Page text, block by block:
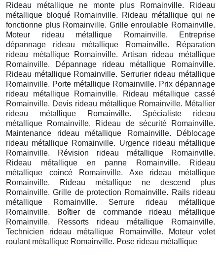
Rideau métallique ne monte plus Romainville. Rideau
métallique bloqué Romainville. Rideau métallique qui ne
fonctionne plus Romainville. Grille enroulable Romainville.
Moteur rideau métallique Romainville. Entreprise
dépannage rideau métallique Romainville. Réparation
rideau métallique Romainville. Artisan rideau métallique
Romainville. Dépannage rideau métallique Romainville.
Rideau métallique Romainville. Serrurier rideau métallique
Romainville. Porte métallique Romainville. Prix dépannage
rideau métallique Romainville. Rideau métallique cassé
Romainville. Devis rideau métallique Romainville. Métallier
rideau métallique Romainville. Spécialiste rideau
métallique Romainville. Rideau de sécurité Romainville.
Maintenance rideau métallique Romainville. Déblocage
rideau métallique Romainville. Urgence rideau métallique
Romainville. Révision rideau métallique Romainville.
Rideau métallique en panne Romainville. Rideau
métallique coincé Romainville. Axe rideau métallique
Romainville. Rideau métallique ne descend plus
Romainville. Grille de protection Romainville. Rails rideau
métallique Romainville. Serrure rideau métallique
Romainville. Boîtier de commande rideau métallique
Romainville. Ressorts rideau métallique Romainville.
Technicien rideau métallique Romainville. Moteur volet
roulant métallique Romainville. Pose rideau métallique